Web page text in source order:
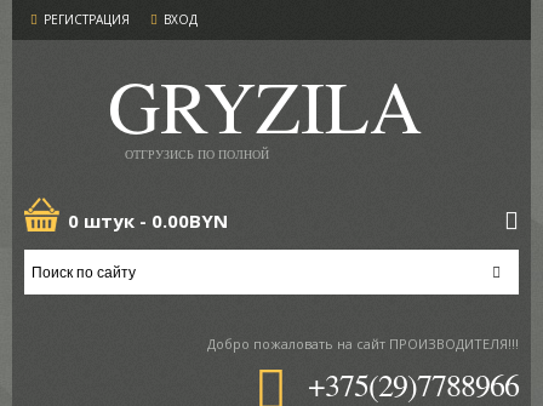
РЕГИСТРАЦИЯ ВХОД
GRYZILA
ОТГРУЗИСЬ ПО ПОЛНОЙ
0 штук - 0.00BYN
Добро пожаловать на сайт ПРОИЗВОДИТЕЛЯ!!!
+375(29)7788966